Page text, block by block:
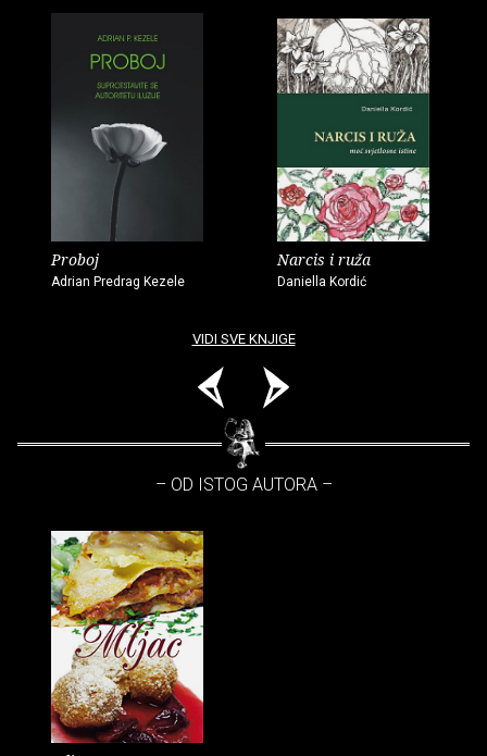
Proboj
Adrian Predrag Kezele
Narcis i ruža
Daniella Kordić
VIDI SVE KNJIGE
– OD ISTOG AUTORA –